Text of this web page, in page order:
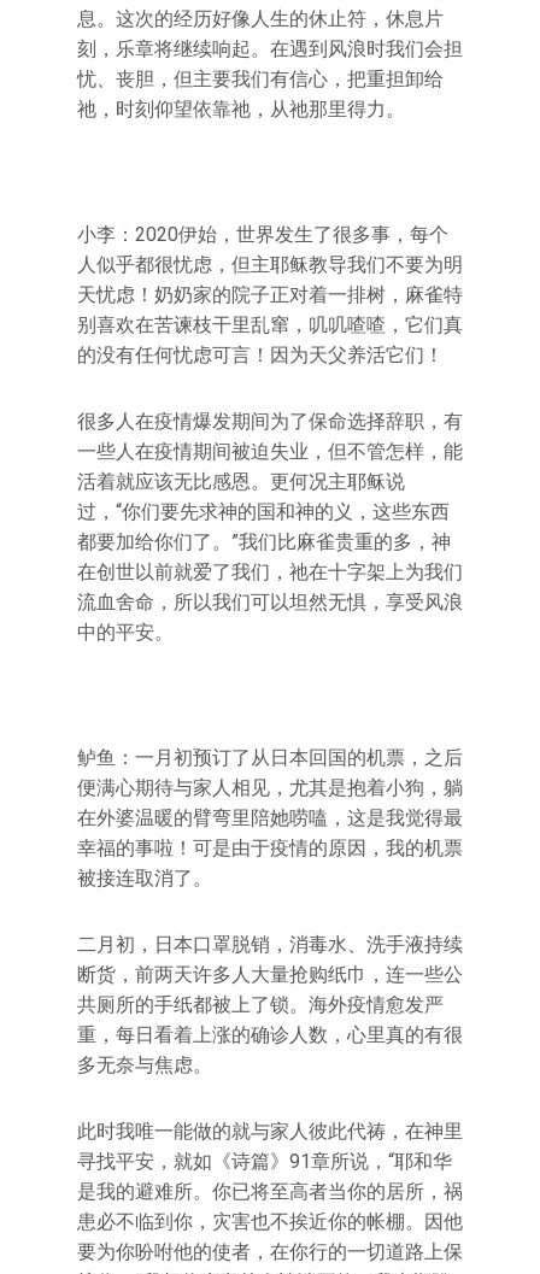
息。这次的经历好像人生的休止符，休息片
刻，乐章将继续响起。在遇到风浪时我们会担
忧、丧胆，但主要我们有信心，把重担卸给
祂，时刻仰望依靠祂，从祂那里得力。
小李：2020伊始，世界发生了很多事，每个
人似乎都很忧虑，但主耶稣教导我们不要为明
天忧虑！奶奶家的院子正对着一排树，麻雀特
别喜欢在苦谏枝干里乱窜，叽叽喳喳，它们真
的没有任何忧虑可言！因为天父养活它们！
很多人在疫情爆发期间为了保命选择辞职，有
一些人在疫情期间被迫失业，但不管怎样，能
活着就应该无比感恩。更何况主耶稣说
过，“你们要先求神的国和神的义，这些东西
都要加给你们了。”我们比麻雀贵重的多，神
在创世以前就爱了我们，祂在十字架上为我们
流血舍命，所以我们可以坦然无惧，享受风浪
中的平安。
鲈鱼：一月初预订了从日本回国的机票，之后
便满心期待与家人相见，尤其是抱着小狗，躺
在外婆温暖的臂弯里陪她唠嗑，这是我觉得最
幸福的事啦！可是由于疫情的原因，我的机票
被接连取消了。
二月初，日本口罩脱销，消毒水、洗手液持续
断货，前两天许多人大量抢购纸巾，连一些公
共厕所的手纸都被上了锁。海外疫情愈发严
重，每日看着上涨的确诊人数，心里真的有很
多无奈与焦虑。
此时我唯一能做的就与家人彼此代祷，在神里
寻找平安，就如《诗篇》91章所说，“耶和华
是我的避难所。你已将至高者当你的居所，祸
患必不临到你，灾害也不挨近你的帐棚。因他
要为你吩咐他的使者，在你行的一切道路上保